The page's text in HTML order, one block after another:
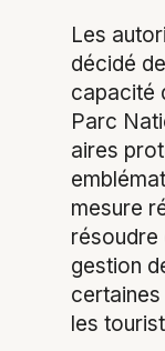
Les
décidé
capacité
Parc
aires
mesure
résoudre
gestion
les